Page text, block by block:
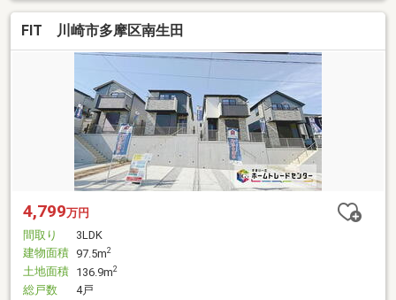
FIT 川崎市多摩区南生田
4,799万円
間取り
3LDK
建物面積 97.5m2
土地面積 136.9m2
総戸数
4戸